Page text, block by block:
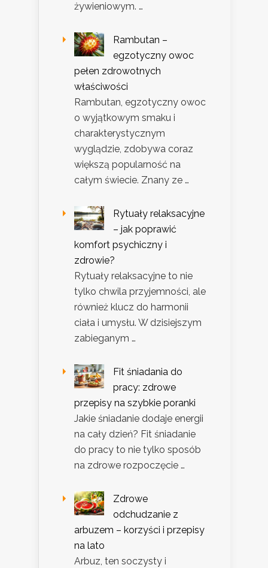
żywieniowym. …
Rambutan –
egzotyczny owoc
pełen zdrowotnych
właściwości
Rambutan, egzotyczny owoc
o wyjątkowym smaku i
charakterystycznym
wyglądzie, zdobywa coraz
większą popularność na
całym świecie. Znany ze …
Rytuały relaksacyjne
– jak poprawić
komfort psychiczny i
zdrowie?
Rytuały relaksacyjne to nie
tylko chwila przyjemności, ale
również klucz do harmonii
ciała i umysłu. W dzisiejszym
zabieganym …
Fit śniadania do
pracy: zdrowe
przepisy na szybkie poranki
Jakie śniadanie dodaje energii
na cały dzień? Fit śniadanie
do pracy to nie tylko sposób
na zdrowe rozpoczęcie …
Zdrowe
odchudzanie z
arbuzem – korzyści i przepisy
na lato
Arbuz, ten soczysty i